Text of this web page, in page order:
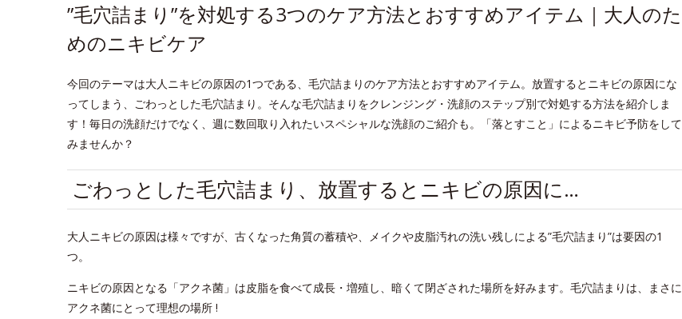
”毛穴詰まり”を対処する3つのケア方法とおすすめアイテム｜大人のた
めのニキビケア
今回のテーマは大人ニキビの原因の1つである、毛穴詰まりのケア方法とおすすめアイテム。放置するとニキビの原因にな
ってしまう、ごわっとした毛穴詰まり。そんな毛穴詰まりをクレンジング・洗顔のステップ別で対処する方法を紹介しま
す！毎日の洗顔だけでなく、週に数回取り入れたいスペシャルな洗顔のご紹介も。「落とすこと」によるニキビ予防をして
みませんか？
ごわっとした毛穴詰まり、放置するとニキビの原因に…
大人ニキビの原因は様々ですが、古くなった角質の蓄積や、メイクや皮脂汚れの洗い残しによる”毛穴詰まり”は要因の1
つ。
ニキビの原因となる「アクネ菌」は皮脂を食べて成長・増殖し、暗くて閉ざされた場所を好みます。毛穴詰まりは、まさに
アクネ菌にとって理想の場所 !